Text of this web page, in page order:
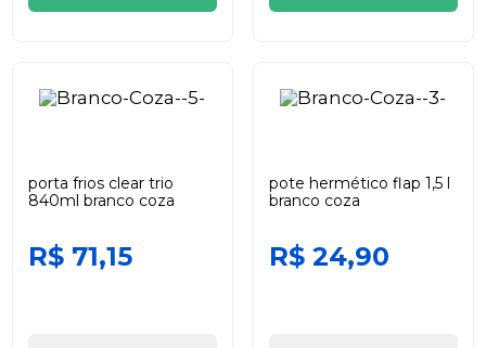
porta frios clear trio
840ml branco coza
R$ 71,15
pote hermético flap 1,5 l
branco coza
R$ 24,90